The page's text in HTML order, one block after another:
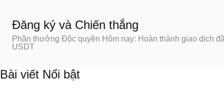
Đăng ký và Chiến thắng
Phần thưởng Độc quyền Hôm nay: Hoàn thành giao dịch
USDT
Bài viết Nổi bật